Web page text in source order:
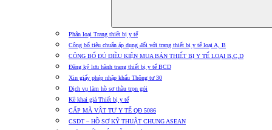
Phân loại Trang thiết bị y tế
Công bố tiêu chuẩn áp dụng đối với trang thiết bị y tế loại A, B
CÔNG BỐ ĐỦ ĐIỀU KIỆN MUA BÁN THIẾT BỊ Y TẾ LOẠI B,C,D
Đăng ký lưu hành trang thiết bị y tế BCD
Xin giấy phép nhập khẩu Thông tư 30
Dịch vụ làm hồ sơ thầu trọn gói
Kê khai giá Thiết bị y tế
CẤP MÃ VẬT TƯ Y TẾ QĐ 5086
CSDT – HỒ SƠ KỸ THUẬT CHUNG ASEAN